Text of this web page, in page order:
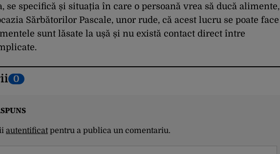
se specifică și situația în care o persoană vrea să ducă alimente,
Sărbătorilor Pascale, unor rude, că acest lucru se poate face
sunt lăsate la ușă și nu există contact direct între
0
autentificatpentru a publica un comentariu.